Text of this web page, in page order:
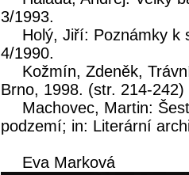
3/1993.
Holý, Jiří: Poznámky k
4/1990.
Kožmín, Zdeněk,
Brno, 1998. (str. 214-242)
Machovec, Martin:
podzemí; in: Literární
Eva Marková